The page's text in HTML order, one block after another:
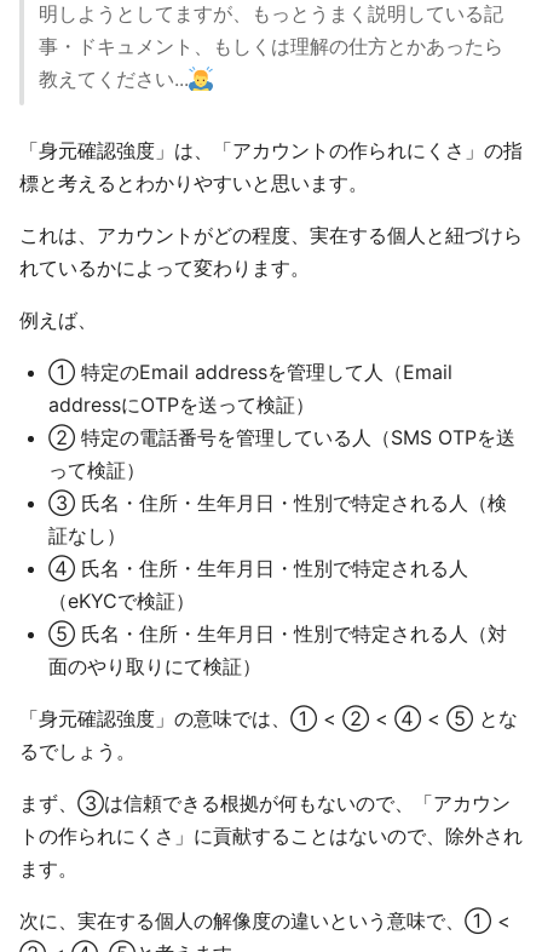
明しようとしてますが、もっとうまく説明している記
事・ドキュメント、もしくは理解の仕方とかあったら
教えてください...
「身元確認強度」は、「アカウントの作られにくさ」の指
標と考えるとわかりやすいと思います。
これは、アカウントがどの程度、実在する個人と紐づけら
れているかによって変わります。
例えば、
① 特定のEmail addressを管理して人（Email
addressにOTPを送って検証）
② 特定の電話番号を管理している人（SMS OTPを送
って検証）
③ 氏名・住所・生年月日・性別で特定される人（検
証なし）
④ 氏名・住所・生年月日・性別で特定される人
（eKYCで検証）
⑤ 氏名・住所・生年月日・性別で特定される人（対
面のやり取りにて検証）
「身元確認強度」の意味では、① < ② < ④ < ⑤ とな
るでしょう。
まず、③は信頼できる根拠が何もないので、「アカウン
トの作られにくさ」に貢献することはないので、除外され
ます。
次に、実在する個人の解像度の違いという意味で、① <